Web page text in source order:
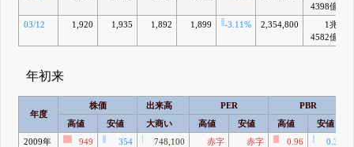
4398億
03/12 1,920 1,935 1,892 1,899 -3.11% 2,354,800
1兆
4582億
年初来
年度
株価 出来高 PER
PBR
高値
安値 大商い 高値 安値 高値
安値
2009年
949 354 748,100 赤字 赤字 0.96 0.36